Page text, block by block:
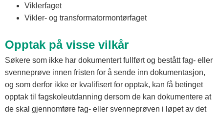
Viklerfaget
Vikler- og transformatormontørfaget
Opptak på visse vilkår
Søkere som ikke har dokumentert fullført og bestått fag- eller
svenneprøve innen fristen for å sende inn dokumentasjon,
og som derfor ikke er kvalifisert for opptak, kan få betinget
opptak til fagskoleutdanning dersom de kan dokumentere at
de skal gjennomføre fag- eller svenneprøven i løpet av det